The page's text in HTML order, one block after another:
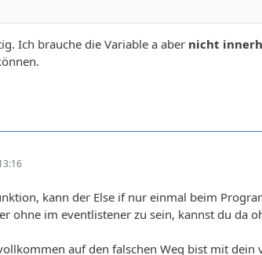
Ich brauche die Variable a aber nicht
kann der Else if nur einmal beim
ohne im eventlistener zu sein, kannst du da
auf den falschen Weg bist mit dein